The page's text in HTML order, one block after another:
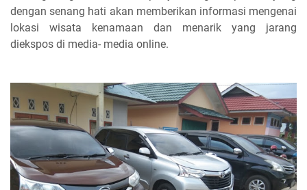
dengan senang hati akan memberikan informasi mengenai
lokasi wisata kenamaan dan menarik yang jarang
diekspos di media- media online.